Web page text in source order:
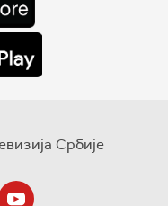
Србије